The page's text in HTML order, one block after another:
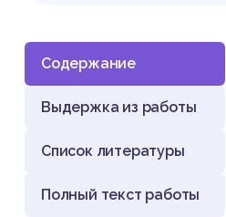
Содержание
Выдержка из работы
Список литературы
Полный текст работы